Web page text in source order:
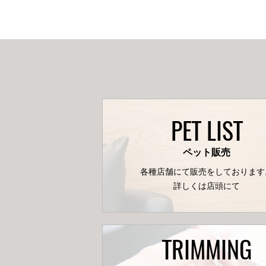
PET LIST
ペット販売
各種店舗にて販売をしておりま
詳しくは店頭にて
TRIMMING